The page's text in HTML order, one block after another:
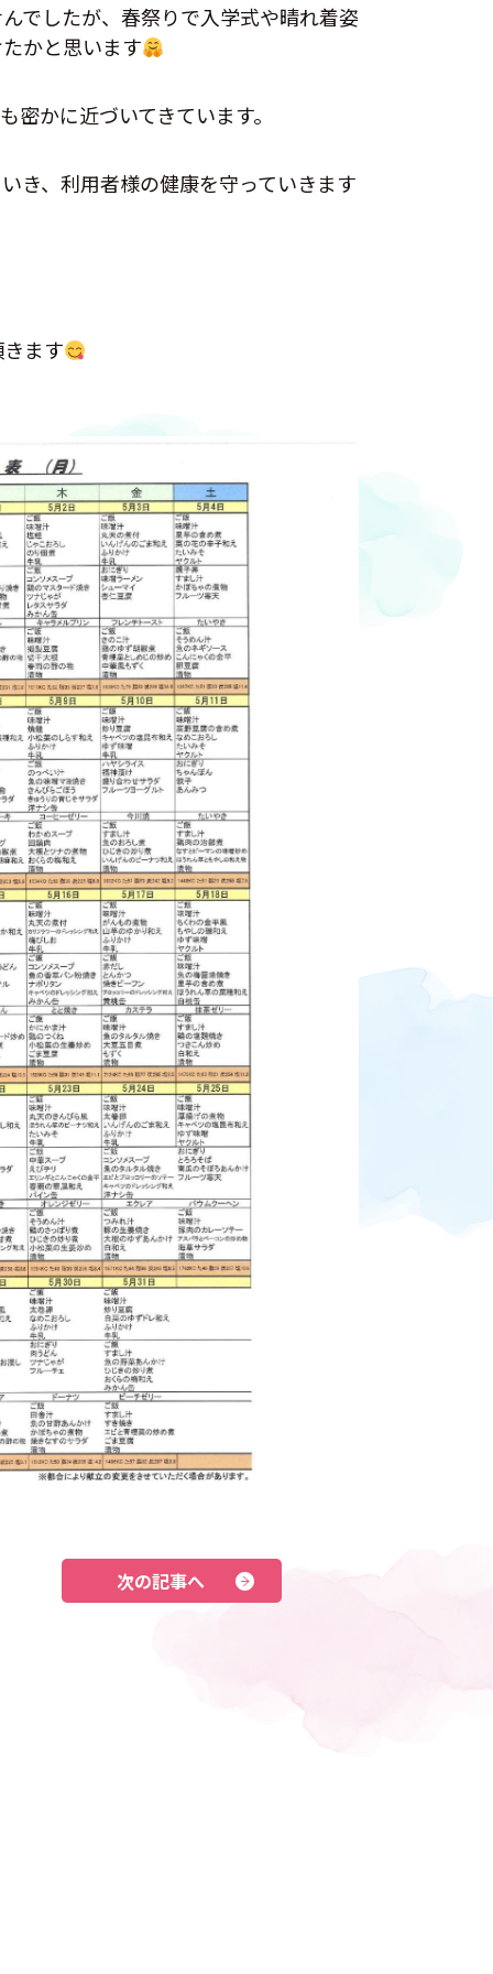
でしたが、春祭りで入学式や晴れ着姿
かと思います
密かに近づいてきています。
き、利用者様の健康を守っていきます
ます
次の記事へ